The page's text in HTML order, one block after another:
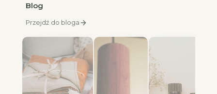
Blog
Przejdź do bloga